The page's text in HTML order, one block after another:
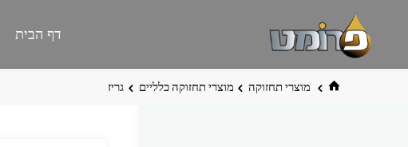
דף הבית
בית מוצרי תחזוקה מוצרי תחזוקה כלליים גריז